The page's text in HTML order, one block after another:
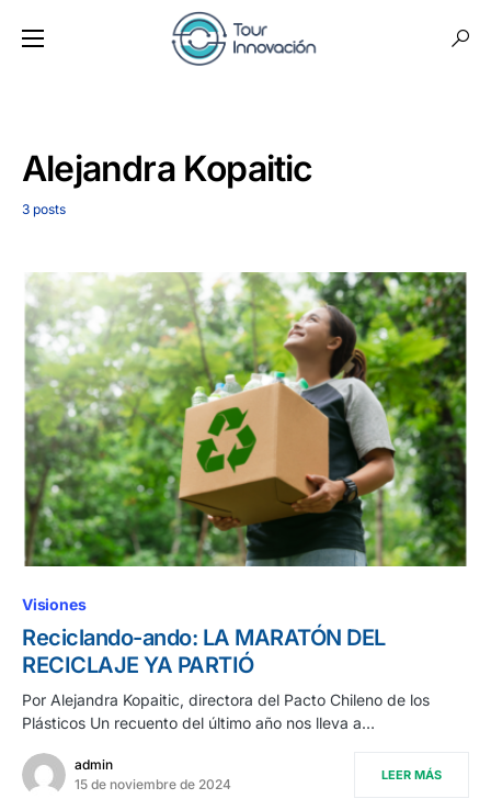
Alejandra Kopaitic
3 posts
Visiones
Reciclando-ando: LA MARATÓN DEL
RECICLAJE YA PARTIÓ
Por Alejandra Kopaitic, directora del Pacto Chileno de los
Plásticos Un recuento del último año nos lleva a…
admin
15 de noviembre de 2024
LEER MÁS